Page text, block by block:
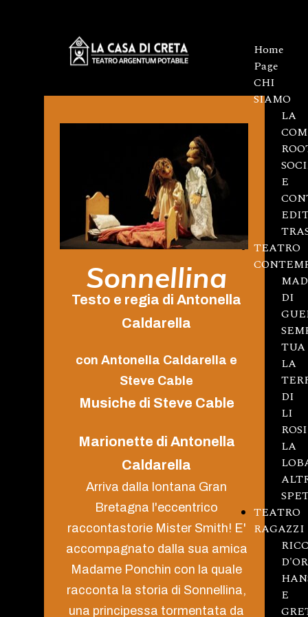
Home
Page
CHI
SIAMO
LA
E
TEATRO
DI
TUA
LA
DI
LI
ROSI
LA
TEATRO
RAGAZZI
E
Sonnellina
Testo e regia di Antonella
Caldarella
con Antonella Caldarella e
Steve Cable
Musiche di Steve Cable
Marionette di Antonella
Caldarella
Arriva dalla lontana Gran
Bretagna l'eccentrico
raccontastorie Mister Smith! E'
accompagnato dalla sua amica
Madame Ponchin con la quale
racconta la storia di Sonnellina,
una principessa tormentata da